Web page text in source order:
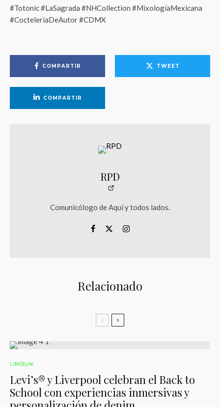
#Totonic #LaSagrada #NHCollection #MixologíaMexicana
#CocteleríaDeAutor #CDMX
COMPARTIR TWEET
COMPARTIR
RPD
Comunicólogo de Aquí y todos lados.
Relacionado
LifeStyle
Levi’s® y Liverpool celebran el Back to
School con experiencias inmersivas y